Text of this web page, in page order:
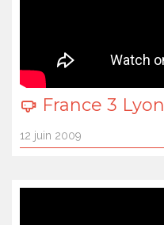
France 3 Lyon
12 juin 2009